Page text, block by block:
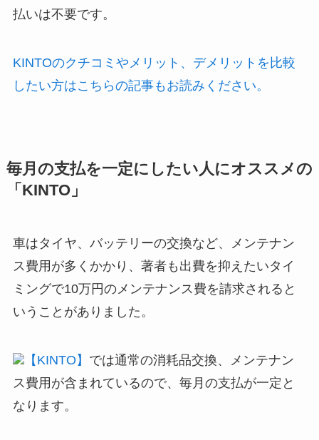
払いは不要です。
KINTOのクチコミやメリット、デメリットを比較
したい方はこちらの記事もお読みください。
毎月の支払を一定にしたい人にオススメの
「KINTO」
車はタイヤ、バッテリーの交換など、メンテナン
ス費用が多くかかり、著者も出費を抑えたいタイ
ミングで10万円のメンテナンス費を請求されると
いうことがありました。
【KINTO】 では通常の消耗品交換、メンテナン
ス費用が含まれているので、毎月の支払が一定と
なります。